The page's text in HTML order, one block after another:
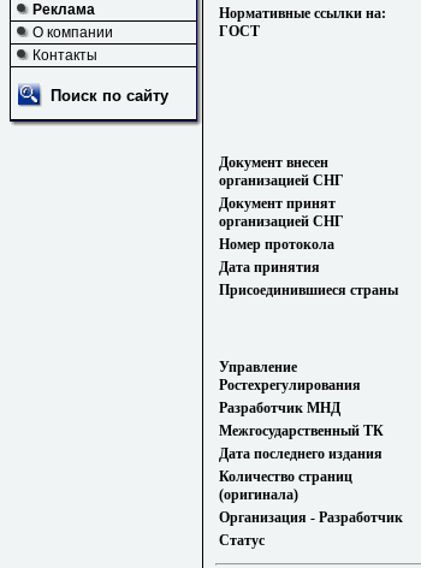
Реклама
О компании
Контакты
Поиск по сайту
Нормативные ссылки на:
ГОСТ
Документ внесен
организацией СНГ
Документ принят
организацией СНГ
Номер протокола
Дата принятия
Присоединившиеся страны
Управление
Ростехрегулирования
Разработчик МНД
Межгосударственный ТК
Дата последнего издания
Количество страниц
(оригинала)
Организация - Разработчик
Статус